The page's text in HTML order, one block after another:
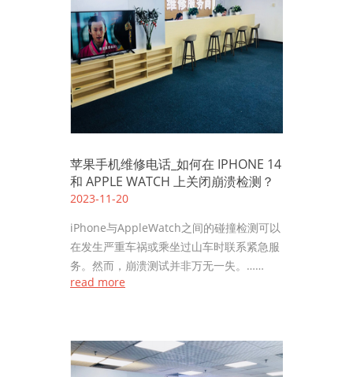
苹果手机维修电话_如何在 IPHONE 14
和 APPLE WATCH 上关闭崩溃检测？
2023-11-20
iPhone与AppleWatch之间的碰撞检测可以
在发生严重车祸或乘坐过山车时联系紧急服
务。然而，崩溃测试并非万无一失。……
read more